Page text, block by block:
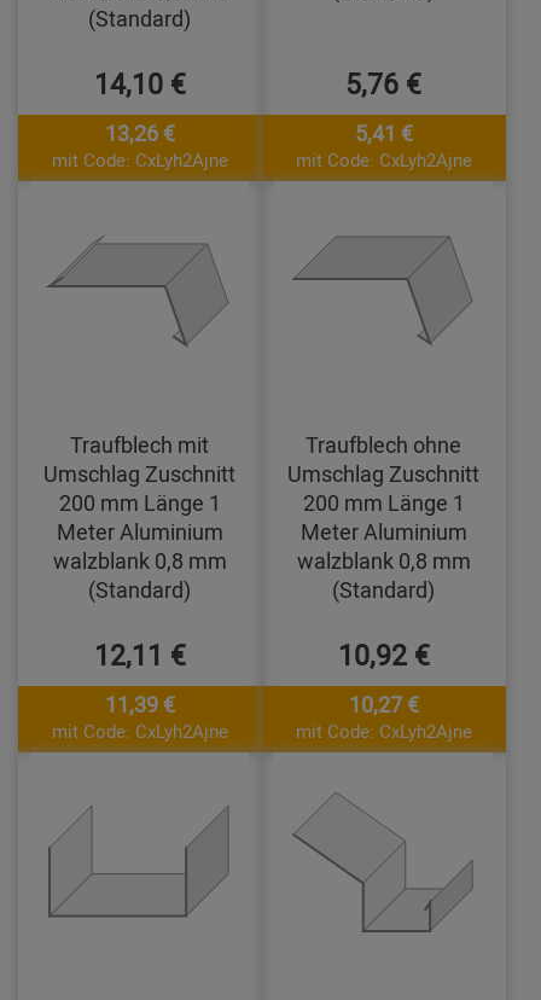
(Standard)
14,10 €
13,26 €
mit Code: CxLyh2Ajne
5,76 €
5,41 €
mit Code: CxLyh2Ajne
Traufblech mit
Umschlag Zuschnitt
200 mm Länge 1
Meter Aluminium
walzblank 0,8 mm
(Standard)
12,11 €
11,39 €
mit Code: CxLyh2Ajne
Traufblech ohne
Umschlag Zuschnitt
200 mm Länge 1
Meter Aluminium
walzblank 0,8 mm
(Standard)
10,92 €
10,27 €
mit Code: CxLyh2Ajne